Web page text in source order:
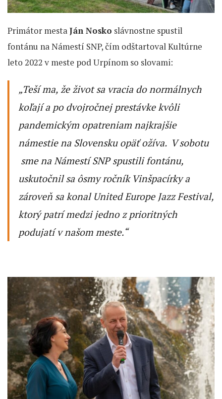
Primátor mestaJán Nosko slávnostne spustil
fontánu na Námestí SNP, čím odštartoval Kultúrne
leto 2022 v meste pod Urpínom so slovami:
„Teší ma, že život sa vracia do normálnych
koľají a po dvojročnej prestávke kvôli
pandemickým opatreniam najkrajšie
námestie na Slovensku opäť ožíva. V sobotu
sme na Námestí SNP spustili fontánu,
uskutočnil sa ôsmy ročník Vinšpacírky a
zároveň sa konal United Europe Jazz Festival,
ktorý patrí medzi jedno z prioritných
podujatí v našom meste.“